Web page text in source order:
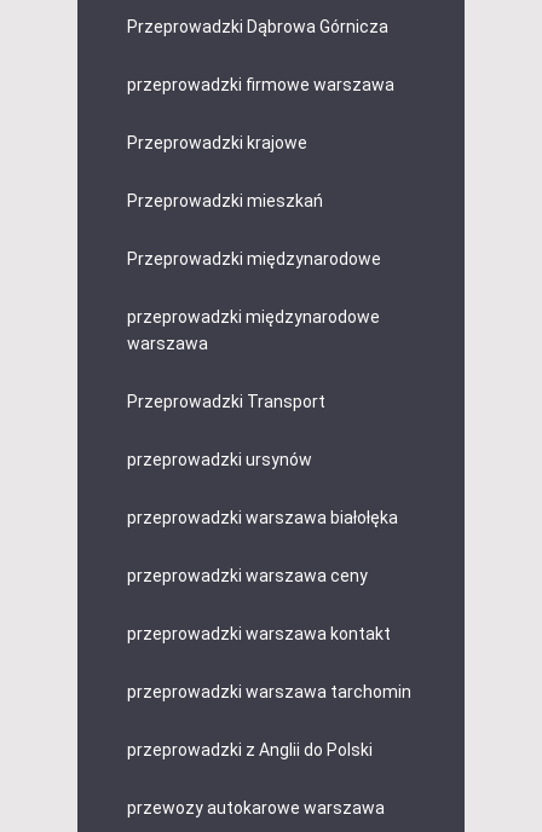
Przeprowadzki Dąbrowa Górnicza
przeprowadzki firmowe warszawa
Przeprowadzki krajowe
Przeprowadzki mieszkań
Przeprowadzki międzynarodowe
przeprowadzki międzynarodowe
warszawa
Przeprowadzki Transport
przeprowadzki ursynów
przeprowadzki warszawa białołęka
przeprowadzki warszawa ceny
przeprowadzki warszawa kontakt
przeprowadzki warszawa tarchomin
przeprowadzki z Anglii do Polski
przewozy autokarowe warszawa